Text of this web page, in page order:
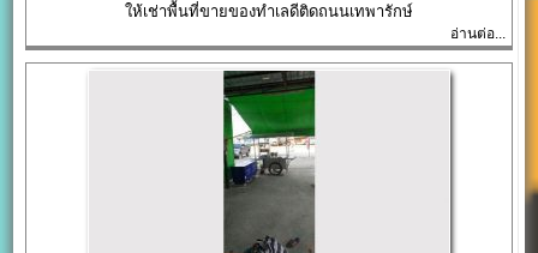
ให้เช่าพื้นที่ขายของทำเลดีติดถนนเทพารักษ์
อ่านต่อ...